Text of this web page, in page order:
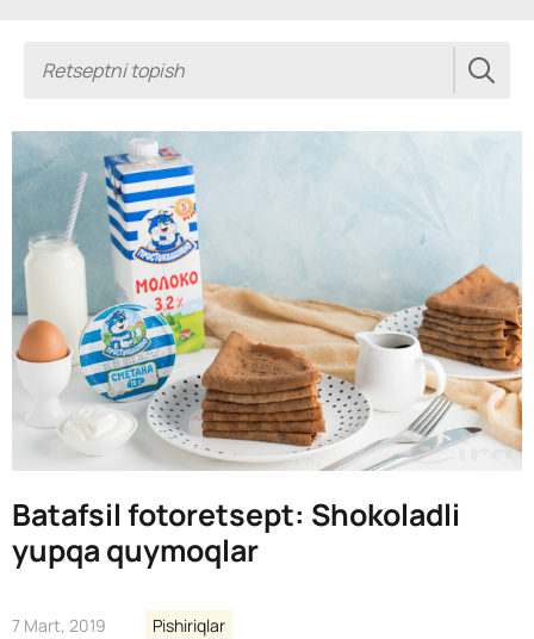
Batafsil fotoretsept: Shokoladli
yupqa quymoqlar
7 Mart, 2019 Pishiriqlar